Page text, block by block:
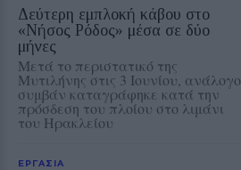
Δεύτερη εμπλοκή κάβου στο
«Νήσος Ρόδος» μέσα σε δύο
μήνες
Μετά το περιστατικό της
Μυτιλήνης στις 3 Ιουνίου, ανάλογο
συμβάν καταγράφηκε κατά την
πρόσδεση του πλοίου στο λιμάνι
του Ηρακλείου
ΕΡΓΑΣΙΑ